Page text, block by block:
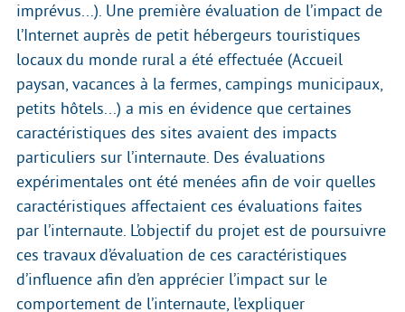
imprévus...). Une première évaluation de l’impact de
l’Internet auprès de petit hébergeurs touristiques
locaux du monde rural a été effectuée (Accueil
paysan, vacances à la fermes, campings municipaux,
petits hôtels...) a mis en évidence que certaines
caractéristiques des sites avaient des impacts
particuliers sur l’internaute. Des évaluations
expérimentales ont été menées afin de voir quelles
caractéristiques affectaient ces évaluations faites
par l’internaute. L’objectif du projet est de poursuivre
ces travaux d’évaluation de ces caractéristiques
d’influence afin d’en apprécier l’impact sur le
comportement de l’internaute, l’expliquer